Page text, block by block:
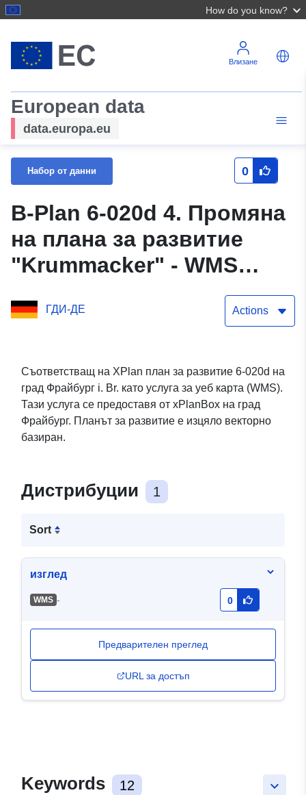
How do you know?
Влизане
European data
data.europa.eu
Набор от данни 0
B-Plan 6-020d 4. Промяна
на плана за развитие
"Krummacker" - WMS
ГДИ-ДЕ Actions
Съответстващ на XPlan план за развитие 6-020d на
град Фрайбург i. Br. като услуга за уеб карта (WMS).
Тази услуга се предоставя от xPlanBox на град
Фрайбург. Планът за развитие е изцяло векторно
базиран.
Дистрибуции 1
Sort
изглед
WMS - 0
Предварителен преглед
URL за достъп
keyboard_arrow_down
Keywords 12